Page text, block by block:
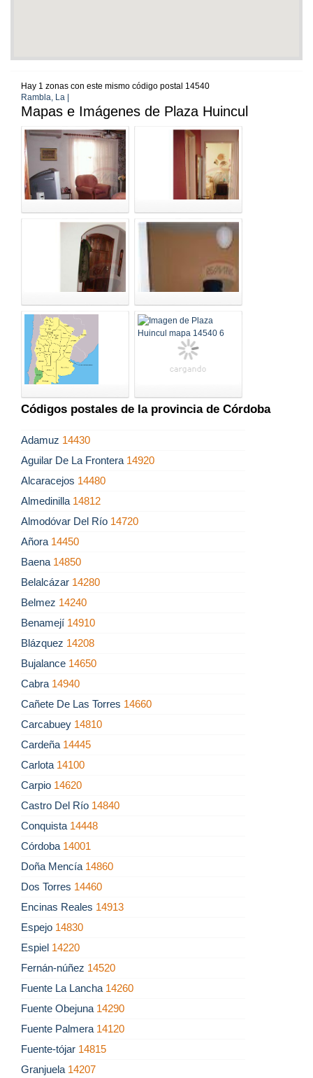
Hay 1 zonas con este mismo código postal 14540
Rambla, La |
Mapas e Imágenes de Plaza Huincul
Códigos postales de la provincia de Córdoba
Adamuz 14430
Aguilar De La Frontera 14920
Alcaracejos 14480
Almedinilla 14812
Almodóvar Del Río 14720
Añora 14450
Baena 14850
Belalcázar 14280
Belmez 14240
Benamejí 14910
Blázquez 14208
Bujalance 14650
Cabra 14940
Cañete De Las Torres 14660
Carcabuey 14810
Cardeña 14445
Carlota 14100
Carpio 14620
Castro Del Río 14840
Conquista 14448
Córdoba 14001
Doña Mencía 14860
Dos Torres 14460
Encinas Reales 14913
Espejo 14830
Espiel 14220
Fernán-núñez 14520
Fuente La Lancha 14260
Fuente Obejuna 14290
Fuente Palmera 14120
Fuente-tójar 14815
Granjuela 14207